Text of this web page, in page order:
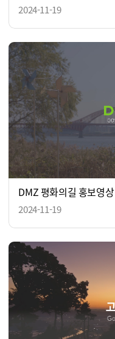
2024-11-19
DMZ 평화의길 홍보영상
2024-11-19